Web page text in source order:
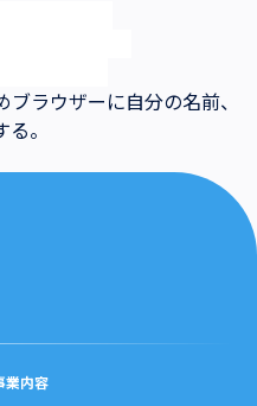
ラウザーに自分の名前、
。
業内容